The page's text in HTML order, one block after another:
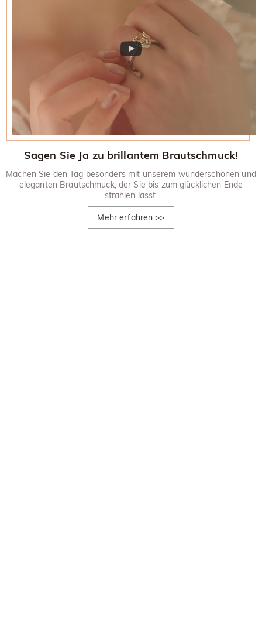
Sagen Sie Ja zu brillantem Brautschmuck!
Machen Sie den Tag besonders mit unserem wunderschönen und
eleganten Brautschmuck, der Sie bis zum glücklichen Ende
strahlen lässt.
Mehr erfahren >>